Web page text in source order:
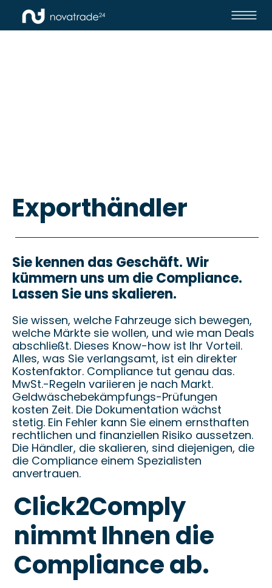
Exporthändler
Sie kennen das Geschäft. Wir
kümmern uns um die Compliance.
Lassen Sie uns skalieren.
Sie wissen, welche Fahrzeuge sich bewegen,
welche Märkte sie wollen, und wie man Deals
abschließt. Dieses Know-how ist Ihr Vorteil.
Alles, was Sie verlangsamt, ist ein direkter
Kostenfaktor. Compliance tut genau das.
MwSt.-Regeln variieren je nach Markt.
Geldwäschebekämpfungs-Prüfungen
kosten Zeit. Die Dokumentation wächst
stetig. Ein Fehler kann Sie einem ernsthaften
rechtlichen und finanziellen Risiko aussetzen.
Die Händler, die skalieren, sind diejenigen, die
die Compliance einem Spezialisten
anvertrauen.
Click2Comply
nimmt Ihnen die
Compliance ab.